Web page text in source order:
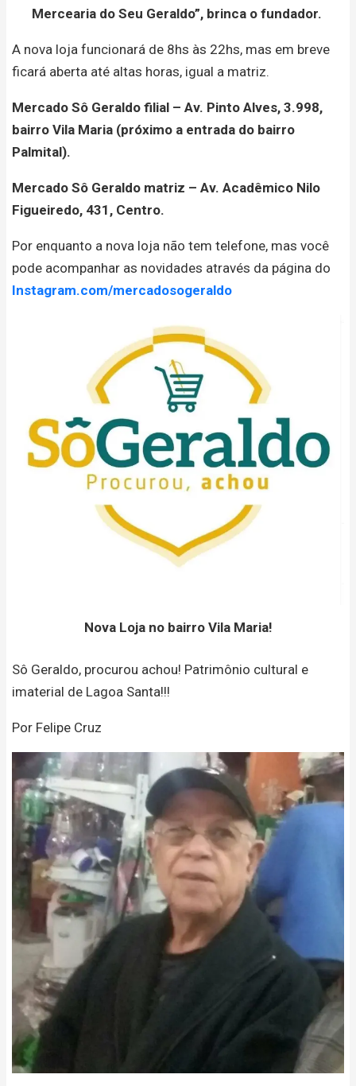
Mercearia do Seu Geraldo”, brinca o fundador.
A nova loja funcionará de 8hs às 22hs, mas em breve
ficará aberta até altas horas, igual a matriz.
Mercado Sô Geraldo filial – Av. Pinto Alves, 3.998,
bairro Vila Maria (próximo a entrada do bairro
Palmital).
Mercado Sô Geraldo matriz – Av. Acadêmico Nilo
Figueiredo, 431, Centro.
Por enquanto a nova loja não tem telefone, mas você
pode acompanhar as novidades através da página do
Instagram.com/mercadosogeraldo
Nova Loja no bairro Vila Maria!
Sô Geraldo, procurou achou! Patrimônio cultural e
imaterial de Lagoa Santa!!!
Por Felipe Cruz